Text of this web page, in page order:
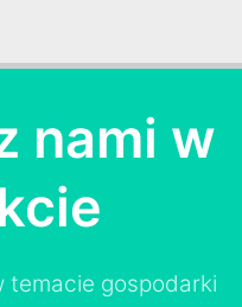
nami w
temacie gospodarki